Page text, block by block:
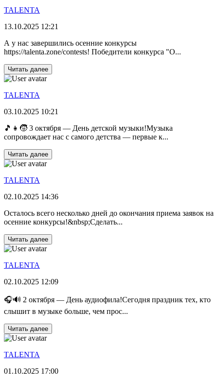
TALENTA
13.10.2025 12:21
А у нас завершились осенние конкурсы
https://talenta.zone/contests! Победители конкурса "О...
Читать далее
TALENTA
03.10.2025 10:21
🎵👧🧒 3 октября — День детской музыки!Музыка
сопровождает нас с самого детства — первые к...
Читать далее
TALENTA
02.10.2025 14:36
Осталось всего несколько дней до окончания приема заявок на
осенние конкурсы!&nbsp;Сделать...
Читать далее
TALENTA
02.10.2025 12:09
🎧🔊 2 октября — День аудиофила!Сегодня праздник тех, кто
слышит в музыке больше, чем прос...
Читать далее
TALENTA
01.10.2025 17:00